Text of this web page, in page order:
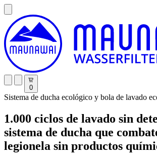
0
Sistema de ducha ecológico y bola de lavado
1.000 ciclos de lavado sin
sistema de ducha que
legionela sin productos